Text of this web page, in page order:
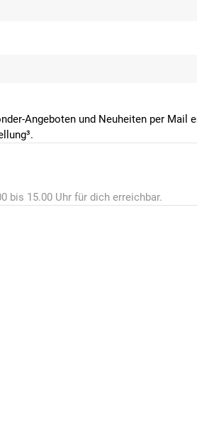
Angeboten und Neuheiten per
bis 15.00 Uhr für dich erreichbar.